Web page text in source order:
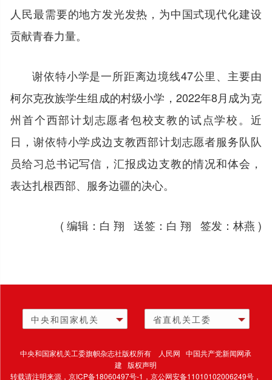
人民最需要的地方发光发热，为中国式现代化建设
贡献青春力量。
谢依特小学是一所距离边境线47公里、主要由
柯尔克孜族学生组成的村级小学，2022年8月成为克
州首个西部计划志愿者包校支教的试点学校。近
日，谢依特小学戍边支教西部计划志愿者服务队队
员给习总书记写信，汇报戍边支教的情况和体会，
表达扎根西部、服务边疆的决心。
( 编辑：白 翔 送签：白 翔 签发：林燕 )
中央和国家机关 省直机关工委
中央和国家机关工委旗帜杂志社版权所有 人民网 中国共产党新闻网承
建 版权声明
转载请注明来源，京ICP备18060497号-1 ，京公网安备11010102006249号，